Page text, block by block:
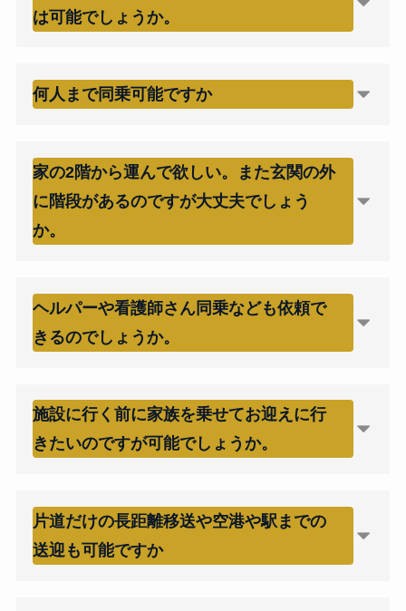
は可能でしょうか。
何人まで同乗可能ですか
家の2階から運んで欲しい。また玄関の外
に階段があるのですが大丈夫でしょう
か。
ヘルパーや看護師さん同乗なども依頼で
きるのでしょうか。
施設に行く前に家族を乗せてお迎えに行
きたいのですが可能でしょうか。
片道だけの長距離移送や空港や駅までの
送迎も可能ですか